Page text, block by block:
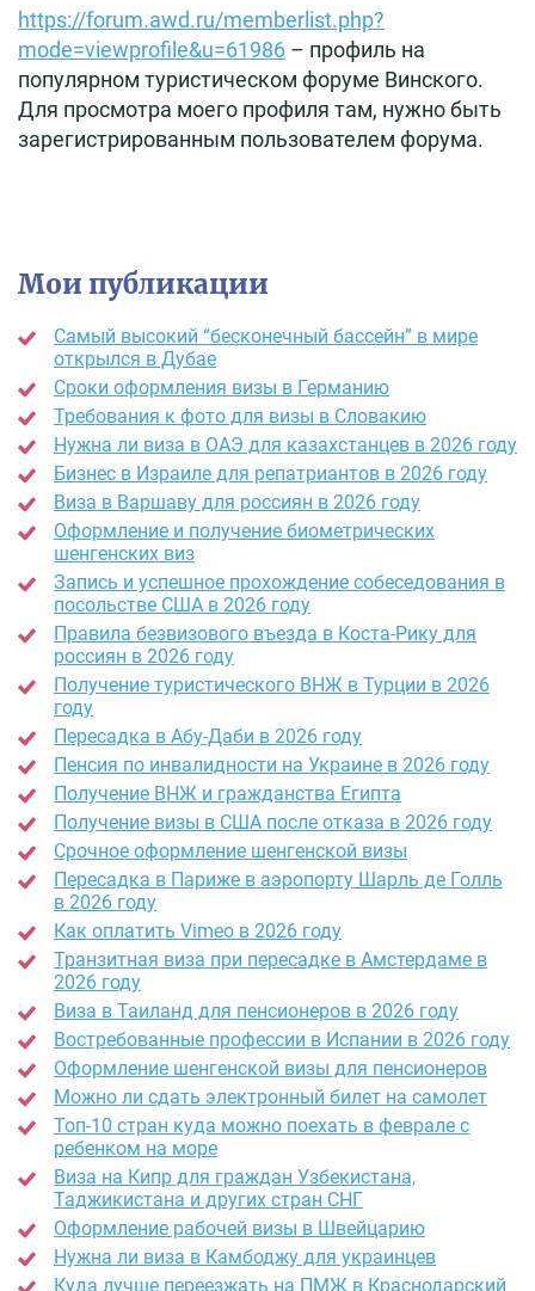
https://forum.awd.ru/memberlist.php?
mode=viewprofile&u=61986 – профиль на
популярном туристическом форуме Винского.
Для просмотра моего профиля там, нужно быть
зарегистрированным пользователем форума.
Мои публикации
Самый высокий “бесконечный бассейн” в мире
открылся в Дубае
Сроки оформления визы в Германию
Требования к фото для визы в Словакию
Нужна ли виза в ОАЭ для казахстанцев в 2026 году
Бизнес в Израиле для репатриантов в 2026 году
Виза в Варшаву для россиян в 2026 году
Оформление и получение биометрических
шенгенских виз
Запись и успешное прохождение собеседования в
посольстве США в 2026 году
Правила безвизового въезда в Коста-Рику для
россиян в 2026 году
Получение туристического ВНЖ в Турции в 2026
году
Пересадка в Абу-Даби в 2026 году
Пенсия по инвалидности на Украине в 2026 году
Получение ВНЖ и гражданства Египта
Получение визы в США после отказа в 2026 году
Срочное оформление шенгенской визы
Пересадка в Париже в аэропорту Шарль де Голль
в 2026 году
Как оплатить Vimeo в 2026 году
Транзитная виза при пересадке в Амстердаме в
2026 году
Виза в Таиланд для пенсионеров в 2026 году
Востребованные профессии в Испании в 2026 году
Оформление шенгенской визы для пенсионеров
Можно ли сдать электронный билет на самолет
Топ-10 стран куда можно поехать в феврале с
ребенком на море
Виза на Кипр для граждан Узбекистана,
Таджикистана и других стран СНГ
Оформление рабочей визы в Швейцарию
Нужна ли виза в Камбоджу для украинцев
Куда лучше переезжать на ПМЖ в Краснодарский